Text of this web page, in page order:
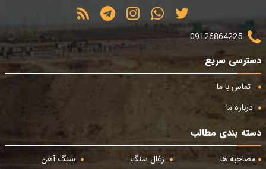
09126864225
دسترسی سریع
تماس با ما
درباره ما
دسته بندی مطالب
مصاحبه ها
زغال سنگ
سنگ آهن